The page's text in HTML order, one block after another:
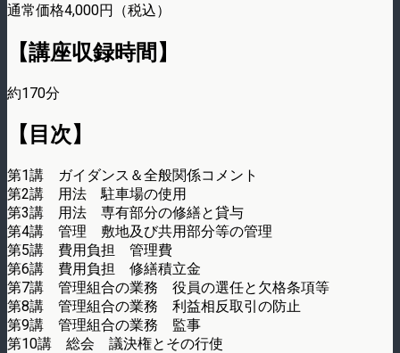
通常価格4,000円（税込）
【講座収録時間】
約170分
【目次】
第1講 ガイダンス＆全般関係コメント
第2講 用法 駐車場の使用
第3講 用法 専有部分の修繕と貸与
第4講 管理 敷地及び共用部分等の管理
第5講 費用負担 管理費
第6講 費用負担 修繕積立金
第7講 管理組合の業務 役員の選任と欠格条項等
第8講 管理組合の業務 利益相反取引の防止
第9講 管理組合の業務 監事
第10講 総会 議決権とその行使